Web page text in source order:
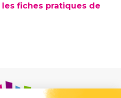
les fiches pratiques de